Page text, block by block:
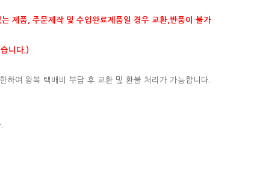
제품, 주문제작 및 수입완료제품일 경우 교환,반품이 불가
니다.)
여 왕복 택배비 부담 후 교환 및 환불 처리가 가능합니다.